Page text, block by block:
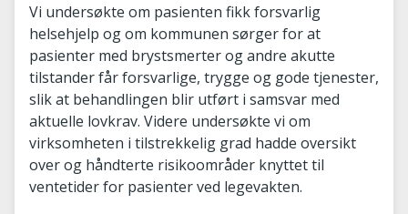
Vi undersøkte om pasienten fikk forsvarlig
helsehjelp og om kommunen sørger for at
pasienter med brystsmerter og andre akutte
tilstander får forsvarlige, trygge og gode tjenester,
slik at behandlingen blir utført i samsvar med
aktuelle lovkrav. Videre undersøkte vi om
virksomheten i tilstrekkelig grad hadde oversikt
over og håndterte risikoområder knyttet til
ventetider for pasienter ved legevakten.